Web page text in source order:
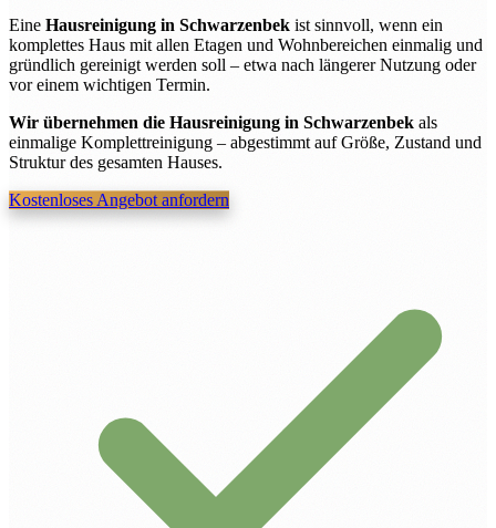
Eine Hausreinigung in Schwarzenbek ist sinnvoll, wenn ein
komplettes Haus mit allen Etagen und Wohnbereichen einmalig und
gründlich gereinigt werden soll – etwa nach längerer Nutzung oder
vor einem wichtigen Termin.
Wir übernehmen die Hausreinigung in Schwarzenbek als
einmalige Komplettreinigung – abgestimmt auf Größe, Zustand und
Struktur des gesamten Hauses.
Kostenloses Angebot anfordern